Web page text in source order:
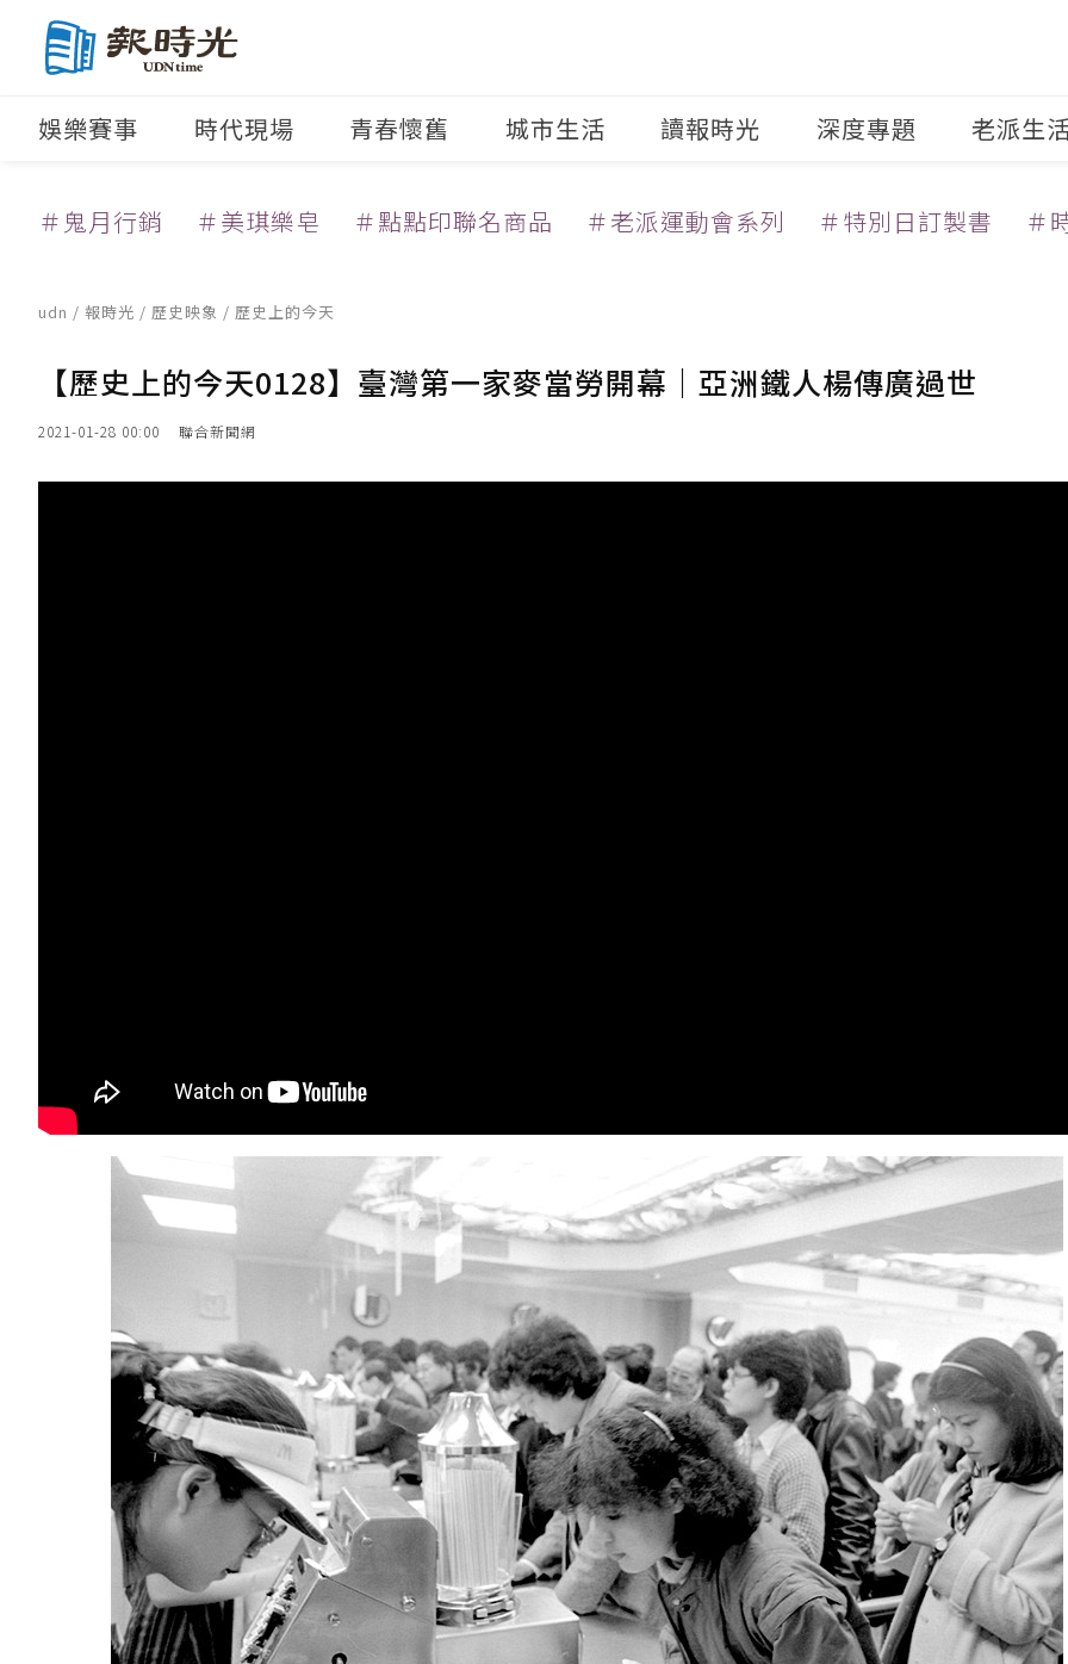
娛樂賽事 時代現場 青春懷舊 城市生活 讀報時光 深度專題 老派生
＃鬼月行銷 ＃美琪樂皂 ＃點點印聯名商品 ＃老派運動會系列 ＃特別日訂製書 ＃
udn / 報時光 / 歷史映象 / 歷史上的今天
【歷史上的今天0128】臺灣第一家麥當勞開幕｜亞洲鐵人楊傳廣過世
2021-01-28 00:00 聯合新聞網